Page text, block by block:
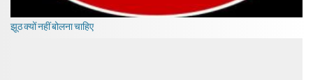
झूठ क्यों नहीं बोलना चाहिए